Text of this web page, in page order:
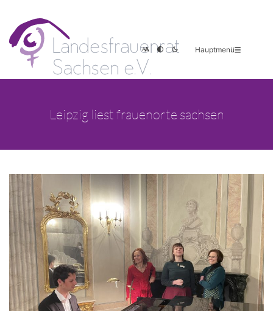
Hauptmenü
Leipzig liest frauenorte sachsen